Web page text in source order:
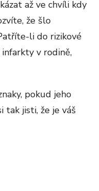
až ve chvíli kdy
že šlo
li do rizikové
v rodině,
pokud jeho
tak jisti, že je váš